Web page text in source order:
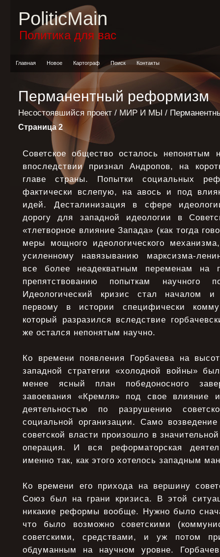
PoliticMain
Политика для вас
Главная Новое Картограф Поиск Контакты
Перманентный реформизм
Несостоявшийся проект / МИР И МЫ /
Страница 2
Советское общество осталось непонятым
впоследствии признал Андропов, на
главе страны. Попытки социальных
фактически вслепую, на авось и под
идей. Десталинизация в сфере
дорогу для западной идеологии в
«тлетворное влияние Запада» (как тогда
меры мощного идеологического
усиленному навязыванию марксизма-
все более неадекватным переменам на
препятствованию попыткам научного
Идеологический кризис стал началом
первому в истории специфически
который разразился вследствие
же остался непонятым научно.
Ко времени появления Горбачева на
западной стратегии «холодной войны»
менее ясный план победоносного
завоевания «Кремля» под свое влияние
деятельностью по разрушению
социальной организации. Само
советской власти произошло в
операция. И вся реформаторская
именно так, как этого хотелось западным
Ко времени его прихода на вершину
Союз был на грани кризиса. В этой
никакие реформы вообще. Нужно было
что было возможно советскими
советскими, средствами, и уж потом
обдуманным на научном уровне.